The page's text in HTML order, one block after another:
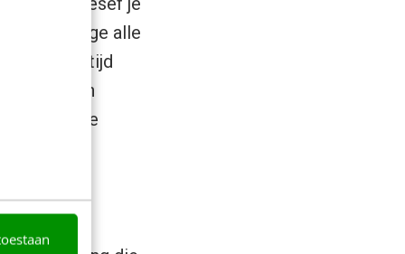
vanwege alle
je al deze tijd
niets zijn
blijf je bij je